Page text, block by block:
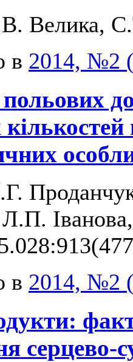
Велика,
в 2014, №2
в 2014, №2
серцево-